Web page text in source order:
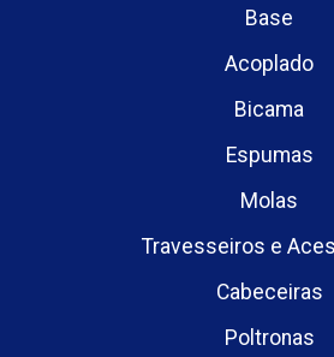
Base
Acoplado
Bicama
Espumas
Molas
Travesseiros e
Cabeceiras
Poltronas